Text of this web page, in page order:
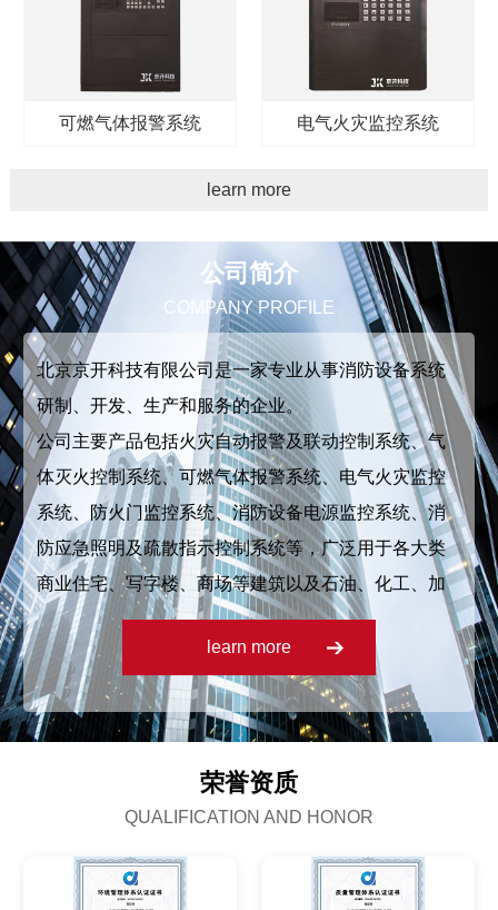
可燃气体报警系统 电气火灾监控系统
learn more
公司简介
COMPANY PROFILE
北京京开科技有限公司是一家专业从事消防设备系统
研制、开发、生产和服务的企业。
公司主要产品包括火灾自动报警及联动控制系统、气
体灭火控制系统、可燃气体报警系统、电气火灾监控
系统、防火门监控系统、消防设备电源监控系统、消
防应急照明及疏散指示控制系统等，广泛用于各大类
商业住宅、写字楼、商场等建筑以及石油、化工、加
油站等火灾易发场地。
公司汇聚了来自消防、电子、计算机、通信等多个领
域的精英人才，形成了一支专业、高效、创新的团
队。公司具有完善的管理体系和销售、服务网络，产
一站式消防解决方案供应商。
公司紧跟国际消防安全技术发展趋势，不断推陈出
新，为客户提供更加智能、高效、可靠的消防报警产
品；同时凭借强大的技术研发实力、卓越的产品品质
learn more
荣誉资质
QUALIFICATION AND HONOR